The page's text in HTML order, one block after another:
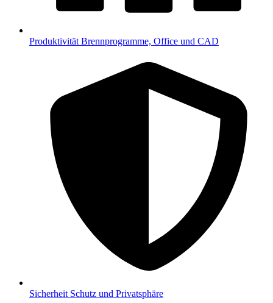
Produktivität Brennprogramme, Office und CAD
Sicherheit Schutz und Privatsphäre